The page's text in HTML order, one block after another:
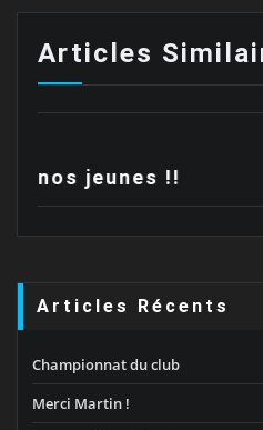
Articles
Les polos sont
Articles Récents
Championnat du club
Merci Martin !